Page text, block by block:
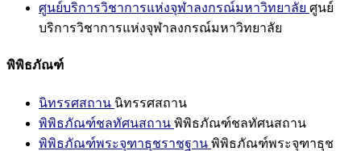
ศูนย์บริการวิชาการแห่งจุฬาลงกรณ์มหาวิทยาลัย ศูนย์
บริการวิชาการแห่งจุฬาลงกรณ์มหาวิทยาลัย
พิพิธภัณฑ์
นิทรรศสถาน นิทรรศสถาน
พิพิธภัณฑ์ชลทัศนสถาน พิพิธภัณฑ์ชลทัศนสถาน
พิพิธภัณฑ์พระจุฑาธุชราชฐาน พิพิธภัณฑ์พระจุฑาธุช